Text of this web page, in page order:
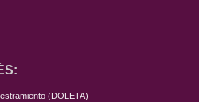
(DOLETA)